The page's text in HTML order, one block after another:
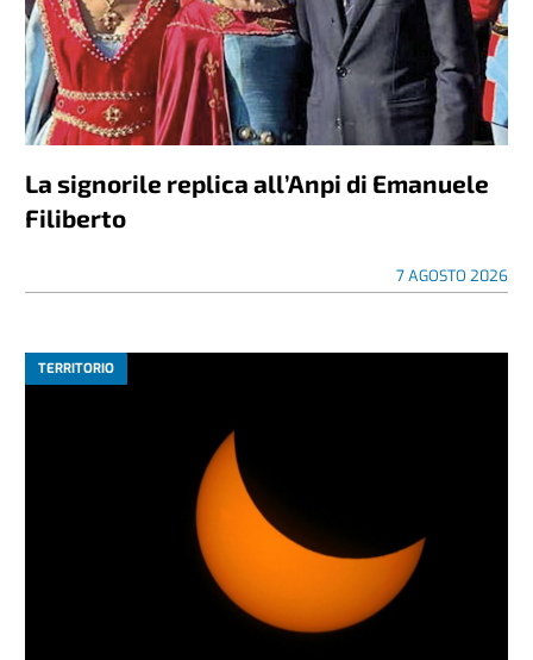
La signorile replica all’Anpi di Emanuele
Filiberto
7 AGOSTO 2026
TERRITORIO